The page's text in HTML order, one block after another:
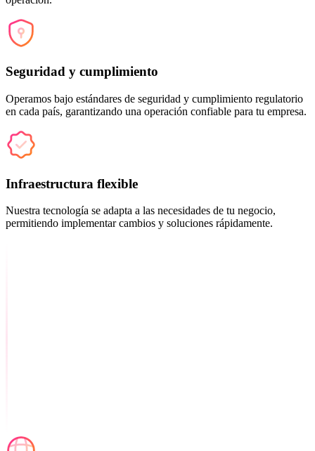
Seguridad y cumplimiento
Operamos bajo estándares de seguridad y cumplimiento regulatorio
en cada país, garantizando una operación confiable para tu empresa.
Infraestructura flexible
Nuestra tecnología se adapta a las necesidades de tu negocio,
permitiendo implementar cambios y soluciones rápidamente.